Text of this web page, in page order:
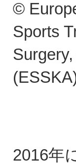
©
Sports
2016年